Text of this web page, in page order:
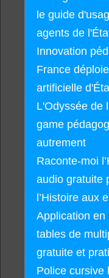
le guide
agents de
Innovation
France
artificielle
L'Odyssée de
game
autrement
Raconte-moi
audio gratuite
l’Histoire aux
Application en
tables de
gratuite et
Police cursive